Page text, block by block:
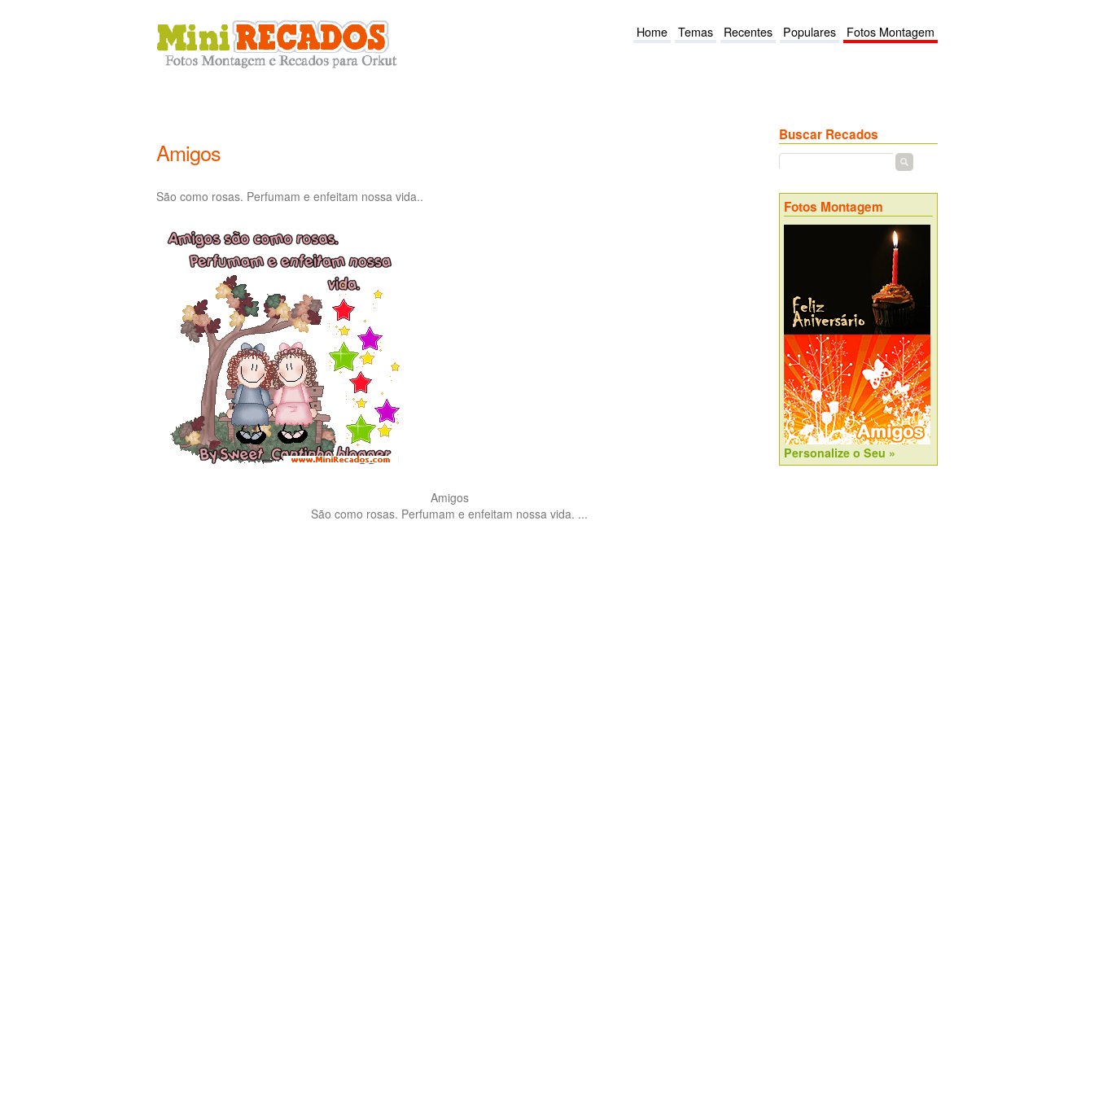
Home Temas Recentes Populares Fotos Montagem
Amigos
São como rosas. Perfumam e enfeitam nossa vida..
Amigos
São como rosas. Perfumam e enfeitam nossa vida. ...
Buscar Recados
Fotos Montagem
Personalize o Seu »